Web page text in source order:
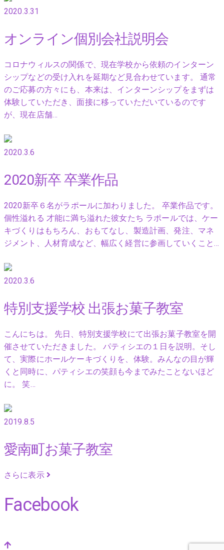
2020.3.31
オンライン個別会社説明会
コロナウィルスの関係で、現在学校から依頼のインターン
シップなどの受け入れを延期など見合わせています。 通常
のご応募の方々にも、本来は、インターンシップをまずは
体験していただき、面接に移っていただいているのです
が、現在店舗…
2020.3.6
2020新卒 卒業作品
2020新卒６名がラポールに加わりました。 卒業作品です。
個性溢れる 才能に満ち溢れた彼女たち ラポールでは、ケー
キづくりはもちろん、おもてなし、製造計画、発注、マネ
ジメント、人材育成など、幅広く経営に参画していくこと…
2020.3.6
特別支援学校 出張お菓子教室
こんにちは。 先日、特別支援学校にて出張お菓子教室を開
催させていただきました。 パティシエの１日を説明。そし
て、実際にホールケーキづくりを、体験。みんなの目が輝
くと同時に、パティシエの笑顔も今までみたことないほど
に。 笑…
2019.8.5
愛南町お菓子教室
さらに表示
Facebook